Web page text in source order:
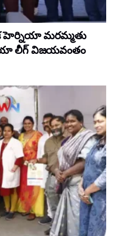
హెర్నియా మరమ్మతు
లీగ్ విజయవంతం